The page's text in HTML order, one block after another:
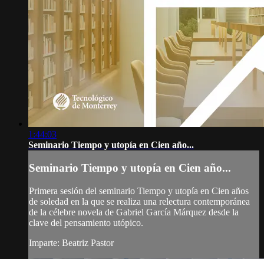
1:44:03
Seminario Tiempo y utopía en Cien año...
Seminario Tiempo y utopía en Cien año...
Primera sesión del seminario Tiempo y utopía en Cien años
de soledad en la que se realiza una relectura contemporánea
de la célebre novela de Gabriel García Márquez desde la
clave del pensamiento utópico.
Imparte: Beatriz Pastor